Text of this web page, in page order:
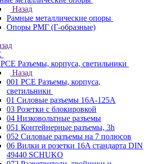
Назад
Рамные металлические опоры
Опоры РМГ (Г-образные)
Разъемы, корпуса, светильники
Назад
001 PCE Разъемы, корпуса,
светильники
01 Силовые разъемы 16А-125А
03 Розетки с блокировкой
04 Низковольтные разъемы
051 Контейнерные разъемы, 3h
052 Силовые разъемы на 7 полюсов
06 Вилки и розетки 16A стандарта DIN
49440 SCHUKO